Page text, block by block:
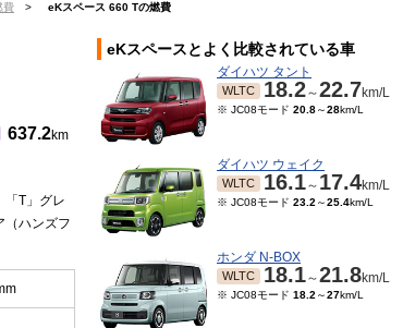
費 > eKスペース 660 Tの燃費
637.2km
「T」グレ
（ハンズフ
eKスペースとよく比較されている車
ダイハツ タント
WLTC 18.2～22.7km/L
※ JC08モード 20.8～28km/L
ダイハツ ウェイク
WLTC 16.1～ 17.4km/L
※ JC08モード 23.2 ～25.4km/L
ホンダ N-BOX
WLTC 18.1～21.8km/L
※ JC08モード 18.2 ～27km/L